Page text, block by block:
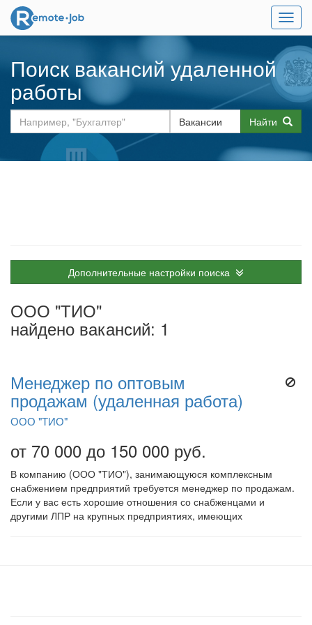
Меню
Поиск вакансий удаленной
работы
Найти
Дополнительные настройки поиска
ООО "ТИО"
найдено вакансий: 1
Менеджер по оптовым
продажам (удаленная работа)
ООО "ТИО"
от 70 000 до 150 000 руб.
В компанию (ООО "ТИО"), занимающуюся комплексным
снабжением предприятий требуется менеджер по продажам.
Если у вас есть хорошие отношения со снабженцами и
другими ЛПР на крупных предприятиях, имеющих